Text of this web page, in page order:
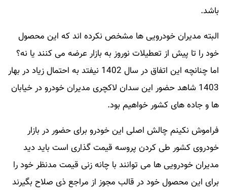
باشد.
البته مدیران خودرویی ها مشخص نکرده اند که این محصول
خود را تا پیش از تعطیلات نوروز به بازار عرضه می کنند یا نه؟
اما چنانچه این اتفاق در سال 1402 نیفتد به احتمال زیاد در بهار
1403 شاهد حضور این سدان لاکچری مدیران خودرو در خیابان
ها و جاده های کشور خواهیم بود.
فراموش نکینم چالش اصلی این خودرو برای حضور در بازار
خودروی کشور طی کردن پروسه قیمت گذاری است باید دید
مدیران خودرویی ها می توانند با چانه زنی قیمت مدنظر خود را
برای این محصول خود در قالب مجوز از مراجع ذی صلاح بگیرند